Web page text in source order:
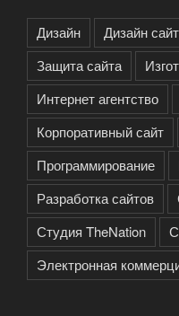
Дизайн Дизайн
Защита сайта
Интернет агентство
Корпоративный сайт
Программирование
Разработка сайтов
Студия TheNation
Электронная